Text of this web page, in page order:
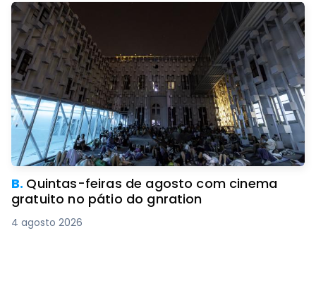
B. Quintas-feiras de agosto com cinema
gratuito no pátio do gnration
4 agosto 2026